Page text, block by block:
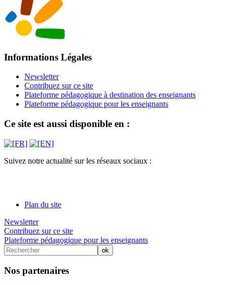
Informations Légales
Newsletter
Contribuez sur ce site
Plateforme pédagogique à destination des enseignants
Plateforme pédagogique pour les enseignants
Ce site est aussi disponible en :
Suivez notre actualité sur les réseaux sociaux :
Plan du site
Newsletter
Contribuez sur ce site
Plateforme pédagogique pour les enseignants
Nos partenaires